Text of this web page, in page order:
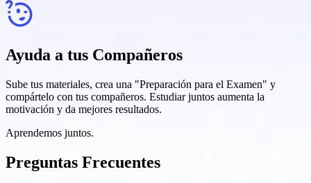
Ayuda a tus Compañeros
Sube tus materiales, crea una "Preparación para el Examen" y
compártelo con tus compañeros. Estudiar juntos aumenta la
motivación y da mejores resultados.
Aprendemos juntos.
Preguntas Frecuentes